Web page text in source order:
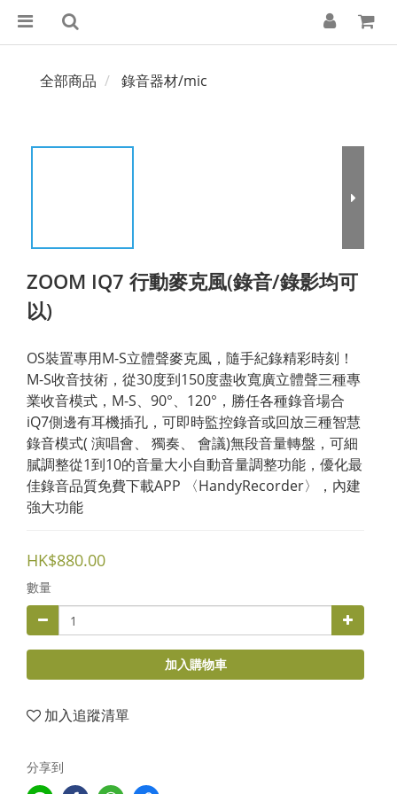
全部商品 錄音器材/mic
ZOOM IQ7 行動麥克風(錄音/錄影均可
以)
OS裝置專用M-S立體聲麥克風，隨手紀錄精彩時刻！
M-S收音技術，從30度到150度盡收寬廣立體聲三種專
業收音模式，M-S、90°、120°，勝任各種錄音場合
iQ7側邊有耳機插孔，可即時監控錄音或回放三種智慧
錄音模式( 演唱會、 獨奏、 會議)無段音量轉盤，可細
膩調整從1到10的音量大小自動音量調整功能，優化最
佳錄音品質免費下載APP 〈HandyRecorder〉，內建
強大功能
HK$880.00
數量
加入購物車
加入追蹤清單
分享到